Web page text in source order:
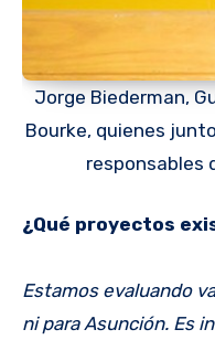
Jorge Biederman,
Bourke, quienes
responsables
¿Qué proyectos
Estamos evaluando
ni para Asunción. Es